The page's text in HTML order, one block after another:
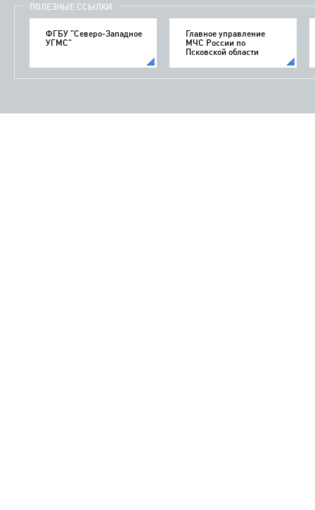
ПОЛЕЗНЫЕ ССЫЛКИ
ФГБУ "Северо-Западное
УГМС"
Главное управление
МЧС России по
Псковской области